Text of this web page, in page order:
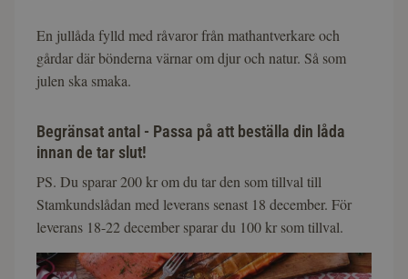
En jullåda fylld med råvaror från mathantverkare och
gårdar där bönderna värnar om djur och natur. Så som
julen ska smaka.
Begränsat antal - Passa på att beställa din låda
innan de tar slut!
PS. Du sparar 200 kr om du tar den som tillval till
Stamkundslådan med leverans senast 18 december. För
leverans 18-22 december sparar du 100 kr som tillval.